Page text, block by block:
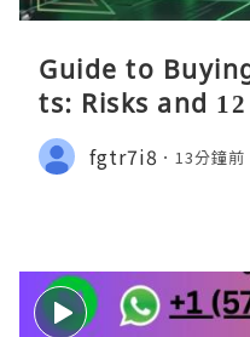
Guide to
ts: Risks and
fgtr7i8 13分鐘前